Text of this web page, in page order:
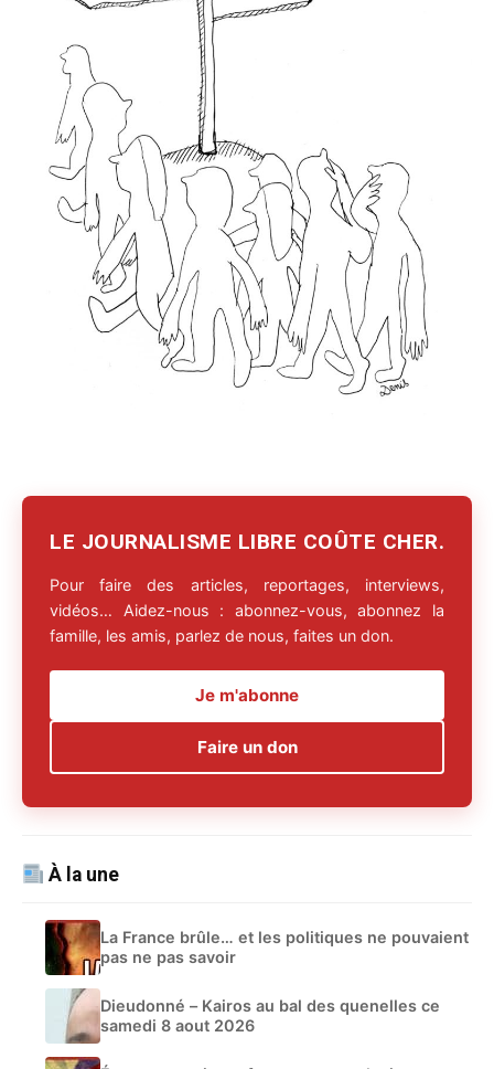
LE JOURNALISME LIBRE COÛTE CHER.
Pour faire des articles, reportages, interviews,
vidéos… Aidez-nous : abonnez-vous, abonnez la
famille, les amis, parlez de nous, faites un don.
Je m'abonne
Faire un don
À la une
La France brûle… et les politiques ne pouvaient
pas ne pas savoir
Dieudonné – Kairos au bal des quenelles ce
samedi 8 aout 2026